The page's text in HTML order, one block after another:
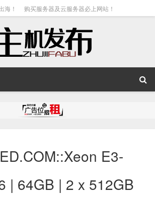
海！ 购买服务器及云服务器必上网站！
E3-
| 64GB | 2 x 512GB